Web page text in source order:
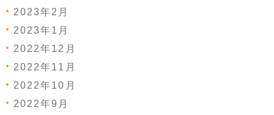
2023年2月
2023年1月
2022年12月
2022年11月
2022年10月
2022年9月